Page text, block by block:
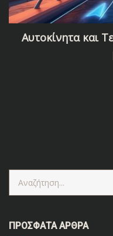
ΠΡΌΣΦΑΤΑ ΆΡΘΡΑ